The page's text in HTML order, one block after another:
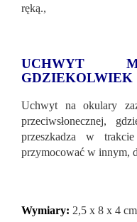
ręką.,
UCHWYT
GDZIEKOLWIEK
Uchwyt na okulary
przeciwsłonecznej,
przeszkadza w
przymocować w innym,
Wymiary: 2,5 x 8 x 4 cm